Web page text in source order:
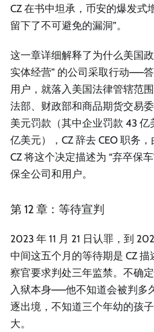
CZ 在书中坦承，币安的爆发式
留下了不可避免的漏洞”。
这一章详细解释了为什么美国
实体经营” 的公司采取行动——
用户，就落入美国法律管辖范
法部、财政部和商品期货交易
美元罚款（其中企业罚款 43 亿
亿美元），CZ 辞去 CEO 职务，
CZ 将这个决定描述为 “弃卒保
保全公司和用户。
第 12 章：等待宣判
2023 年 11 月 21 日认罪，到
中间这五个月的等待期是 CZ
察官要求判处三年监禁。不确
入狱本身——他不知道会被判多
逐出境，不知道三个年幼的孩
大。